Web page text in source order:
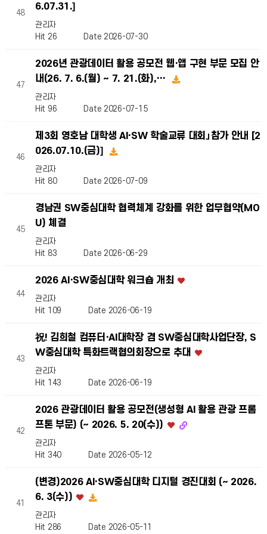
48
6.07.31.]
관리자
Hit 26
Date 2026-07-30
47
2026년 관광데이터 활용 공모전 웹·앱 구현 부문 모집 안
내(26. 7. 6.(월) ~ 7. 21.(화),…
관리자
Hit 96
Date 2026-07-15
46
제3회 영호남 대학생 AI·SW 학술교류 대회」참가 안내 [2
026.07.10.(금)]
관리자
Hit 80
Date 2026-07-09
45
경남권 SW중심대학 협력체계 강화를 위한 업무협약(MO
U) 쳬결
관리자
Hit 83
Date 2026-06-29
44
2026 AI·SW중심대학 워크숍 개최
관리자
Hit 109
Date 2026-06-19
43
祝! 김희철 컴퓨터·AI대학장 겸 SW중심대학사업단장, S
W중심대학 특화트랙협의회장으로 추대
관리자
Hit 143
Date 2026-06-19
42
2026 관광데이터 활용 공모전(생성형 AI 활용 관광 프롬
프톤 부문) (~ 2026. 5. 20(수))
관리자
Hit 340
Date 2026-05-12
41
(변경)2026 AI·SW중심대학 디지털 경진대회 (~ 2026.
6. 3(수))
관리자
Hit 286
Date 2026-05-11